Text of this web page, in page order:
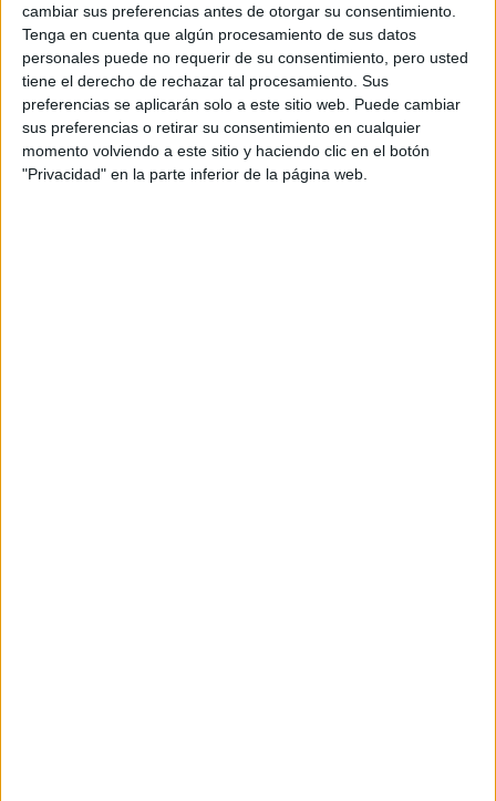
cambiar sus preferencias antes de otorgar su consentimiento.
Tenga en cuenta que algún procesamiento de sus datos
personales puede no requerir de su consentimiento, pero usted
tiene el derecho de rechazar tal procesamiento. Sus
preferencias se aplicarán solo a este sitio web. Puede cambiar
sus preferencias o retirar su consentimiento en cualquier
momento volviendo a este sitio y haciendo clic en el botón
"Privacidad" en la parte inferior de la página web.
Editorial Perfil.
Suscribite ahora
COMPARTÍ ESTA NOTA